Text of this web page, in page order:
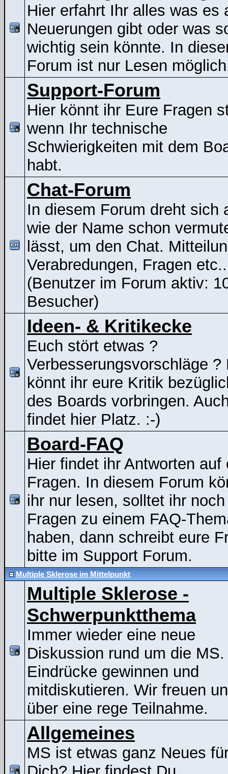
Hier erfahrt Ihr alles was es
Neuerungen gibt oder was
wichtig sein könnte. In
Forum ist nur Lesen
Support-Forum
Hier könnt ihr Eure Fragen
wenn Ihr technische
Schwierigkeiten mit dem
habt.
Chat-Forum
In diesem Forum dreht sich
wie der Name schon
lässt, um den Chat.
Verabredungen, Fragen etc..
(Benutzer im Forum aktiv:
Besucher)
Ideen- & Kritikecke
Euch stört etwas ?
Verbesserungsvorschläge ?
könnt ihr eure Kritik
des Boards vorbringen.
findet hier Platz. :-)
Board-FAQ
Hier findet ihr Antworten auf
Fragen. In diesem Forum
ihr nur lesen, solltet ihr noch
Fragen zu einem FAQ-
haben, dann schreibt eure
bitte im Support Forum.
Multiple Sklerose im Mittelpunkt
Multiple Sklerose -
Schwerpunktthema
Immer wieder eine neue
Diskussion rund um die MS.
Eindrücke gewinnen und
mitdiskutieren. Wir freuen
über eine rege Teilnahme.
Allgemeines
MS ist etwas ganz Neues